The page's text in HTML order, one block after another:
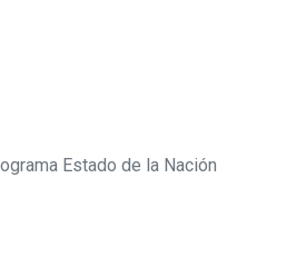
Estado de la Nación